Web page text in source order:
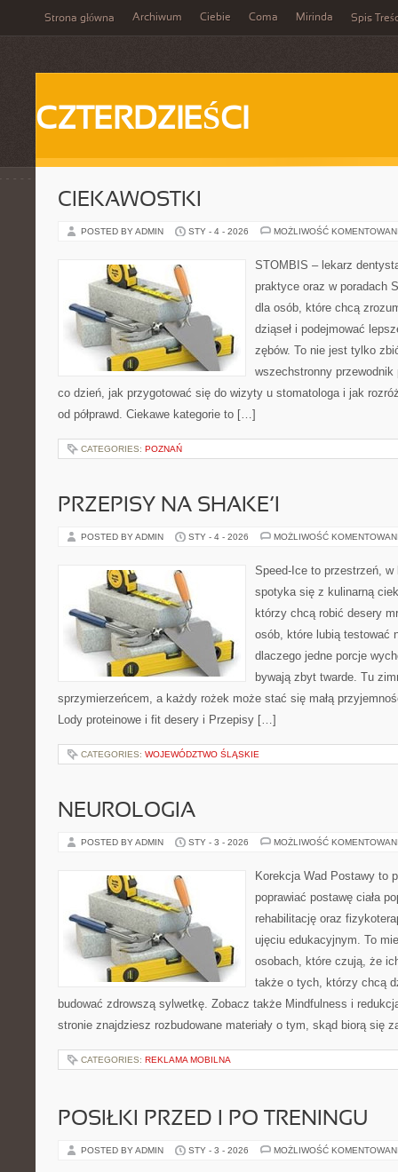
Strona główna Archiwum Ciebie Coma Mirinda Spis
CZTERDZIEŚCI
CIEKAWOSTKI
POSTED BY ADMIN STY - 4 - 2026 MOŻLIWOŚĆ
STOMBIS – lekarz
praktyce oraz w poradach
dla osób, które chcą
dziąseł i podejmować
zębów. To nie jest tylko
wszechstronny
co dzień, jak przygotować się do wizyty u stomatologa i jak
od półprawd. Ciekawe kategorie to […]
CATEGORIES: POZNAŃ
PRZEPISY NA SHAKE’I
POSTED BY ADMIN STY - 4 - 2026 MOŻLIWOŚĆ
Speed-Ice to przestrzeń, w
spotyka się z kulinarną
którzy chcą robić desery
osób, które lubią testować
dlaczego jedne porcje
bywają zbyt twarde. Tu
sprzymierzeńcem, a każdy rożek może stać się małą
Lody proteinowe i fit desery i Przepisy […]
CATEGORIES: WOJEWÓDZTWO ŚLĄSKIE
NEUROLOGIA
POSTED BY ADMIN STY - 3 - 2026 MOŻLIWOŚĆ
Korekcja Wad Postawy to
poprawiać postawę ciała
rehabilitację oraz
ujęciu edukacyjnym. To
osobach, które czują, że
także o tych, którzy chcą
budować zdrowszą sylwetkę. Zobacz także Mindfulness i
stronie znajdziesz rozbudowane materiały o tym, skąd biorą się
CATEGORIES: REKLAMA MOBILNA
POSIŁKI PRZED I PO TRENINGU
POSTED BY ADMIN STY - 3 - 2026 MOŻLIWOŚĆ